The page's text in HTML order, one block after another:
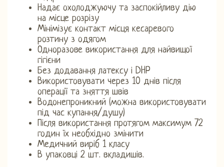
Надає охолоджуючу та заспокійливу дію
на місце розрізу
Мінімізує контакт місця кесаревого
розтину з одягом
Одноразове використання для найвищої
гігієни
Без додавання латексу і DHP
Використовувати через 10 днів після
операції та зняття швів
Водонепроникний (можна використовувати
під час купання/душу)
Після використання протягом максимум 72
годин їх необхідно змінити
Медичний виріб 1 класу
В упаковці 2 шт. вкладишів.